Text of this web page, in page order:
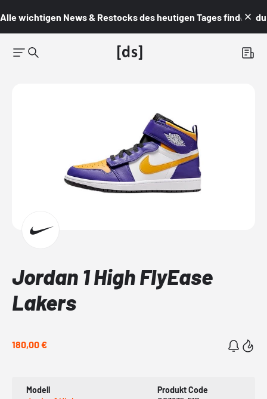
Alle wichtigen News & Restocks des heutigen Tages findest du
Jordan 1 High FlyEase
Lakers
180,00 €
Modell
Produkt Code